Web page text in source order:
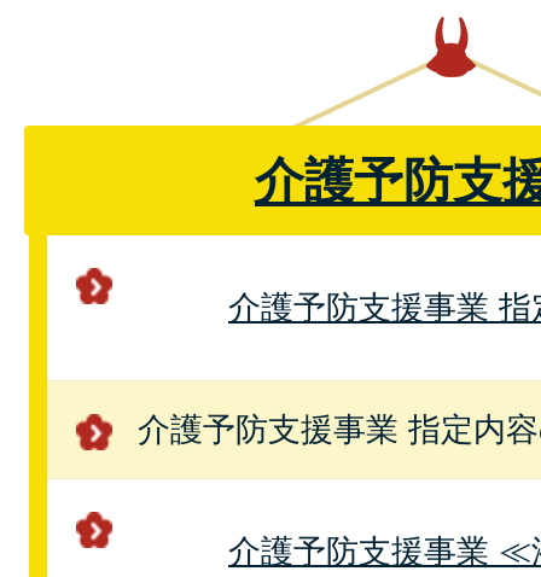
介護予防支
介護予防支援事業 指
介護予防支援事業 指定内
介護予防支援事業